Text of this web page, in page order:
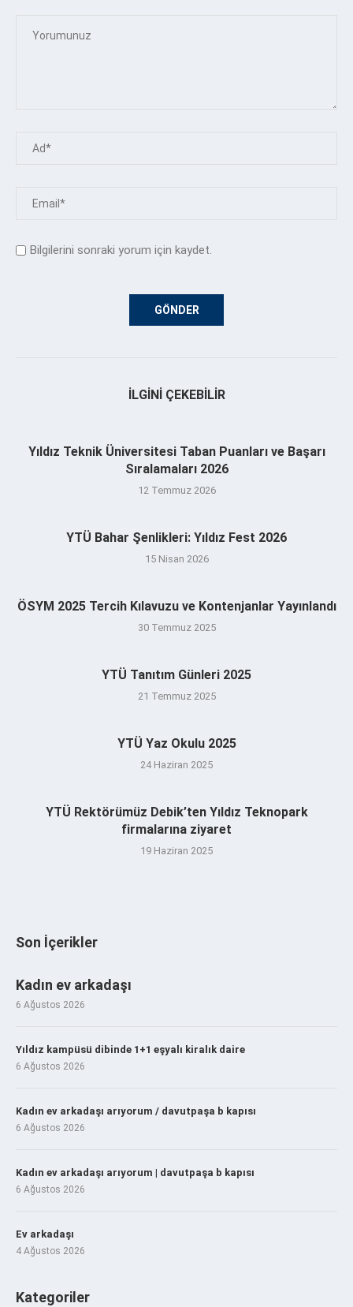
Bilgilerini sonraki yorum için kaydet.
İLGINI ÇEKEBILIR
Yıldız Teknik Üniversitesi Taban Puanları ve Başarı
Sıralamaları 2026
12 Temmuz 2026
YTÜ Bahar Şenlikleri: Yıldız Fest 2026
15 Nisan 2026
ÖSYM 2025 Tercih Kılavuzu ve Kontenjanlar Yayınlandı
30 Temmuz 2025
YTÜ Tanıtım Günleri 2025
21 Temmuz 2025
YTÜ Yaz Okulu 2025
24 Haziran 2025
YTÜ Rektörümüz Debik’ten Yıldız Teknopark
firmalarına ziyaret
19 Haziran 2025
Son İçerikler
Kadın ev arkadaşı
6 Ağustos 2026
Yıldız kampüsü dibinde 1+1 eşyalı kiralık daire
6 Ağustos 2026
Kadın ev arkadaşı arıyorum / davutpaşa b kapısı
6 Ağustos 2026
Kadın ev arkadaşı arıyorum | davutpaşa b kapısı
6 Ağustos 2026
Ev arkadaşı
4 Ağustos 2026
Kategoriler